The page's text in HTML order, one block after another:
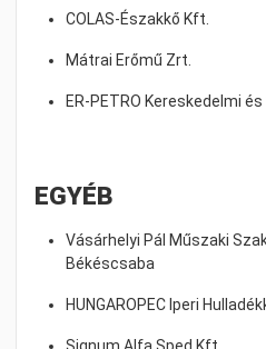
COLAS-Északkő Kft.
Mátrai Erőmű Zrt.
ER-PETRO Kereskedelmi
EGYÉB
Vásárhelyi Pál Műszaki
Békéscsaba
HUNGAROPEC Iperi